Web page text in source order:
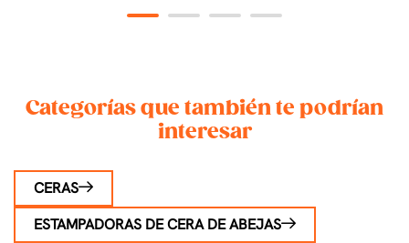
1 2 3 4
Categorías que también te podrían
interesar
CERAS
ESTAMPADORAS DE CERA DE ABEJAS